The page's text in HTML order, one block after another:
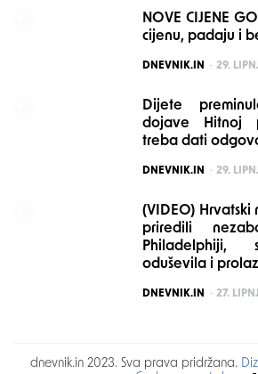
NOVE CIJENE
cijenu, padaju i
POSTED
DNEVNIK.IN 29.
Dijete
dojave Hitnoj
treba dati
POSTED
DNEVNIK.IN 29.
(VIDEO)
priredili
Philadelphiji,
oduševila i
POSTED
DNEVNIK.IN 27.
dnevnik.in 2023. Sva prava pridržana.